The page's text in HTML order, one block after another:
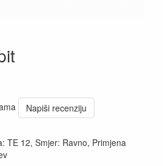
Napiši recenziju
TE 12, Smjer: Ravno, Primjena